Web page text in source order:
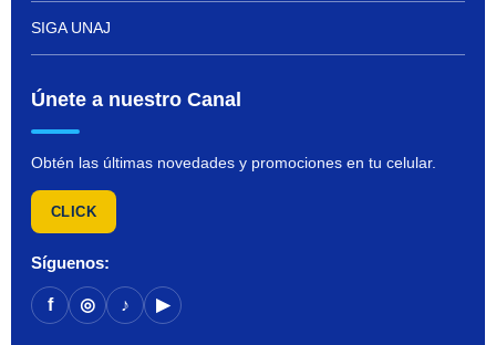
SIGA UNAJ
Únete a nuestro Canal
Obtén las últimas novedades y promociones en tu celular.
CLICK
Síguenos:
f ◎ ♪ ▶